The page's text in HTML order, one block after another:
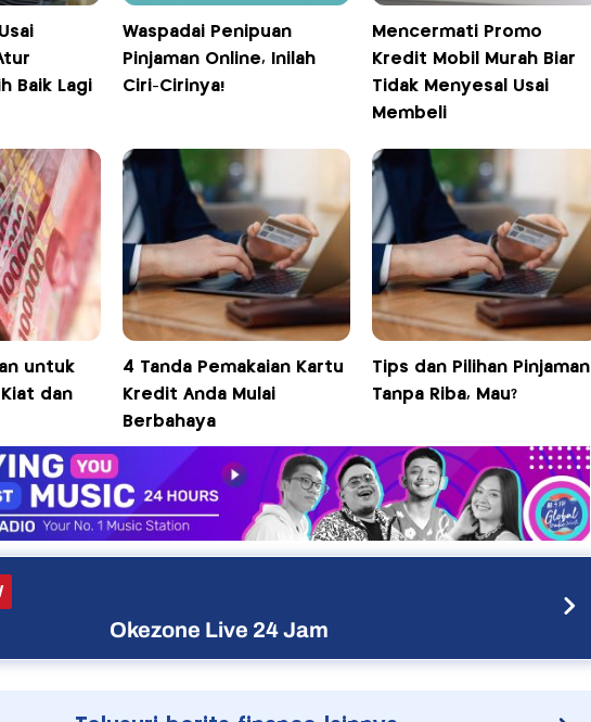
Baik Lagi
Waspadai Penipuan
Pinjaman Online, Inilah
Ciri-Cirinya!
Mencermati Promo
Kredit Mobil Murah Biar
Tidak Menyesal Usai
Membeli
untuk
Kiat dan
4 Tanda Pemakaian Kartu
Kredit Anda Mulai
Berbahaya
Tips dan Pilihan Pinjaman
Tanpa Riba, Mau?
Okezone Live 24 Jam